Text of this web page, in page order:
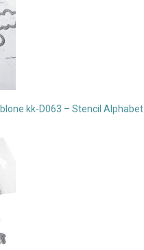
kk-D063 – Stencil Alphabet